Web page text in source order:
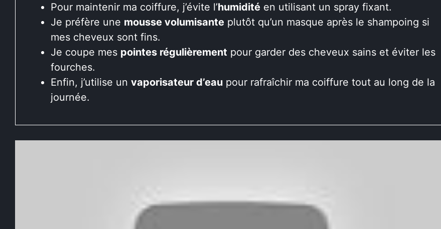
Pour maintenir ma coiffure, j’évite l’humidité en utilisant un spray fixant.
Je préfère une mousse volumisante plutôt qu’un masque après le shampoing si
mes cheveux sont fins.
Je coupe mes pointes régulièrement pour garder des cheveux sains et éviter les
fourches.
Enfin, j’utilise un vaporisateur d’eau pour rafraîchir ma coiffure tout au long de la
journée.